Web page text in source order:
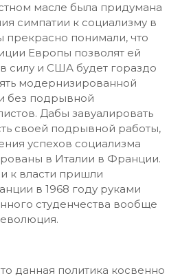
масле была придумана
симпатии к социализму в
понимали, что
Европы позволят ей
силу и США будет гораздо
модернизированной
без подрывной
Дабы завуалировать
своей подрывной работы,
успехов социализма
в Италии в Франции.
к власти пришли
в 1968 году руками
студенчества вообще
данная политика косвенно